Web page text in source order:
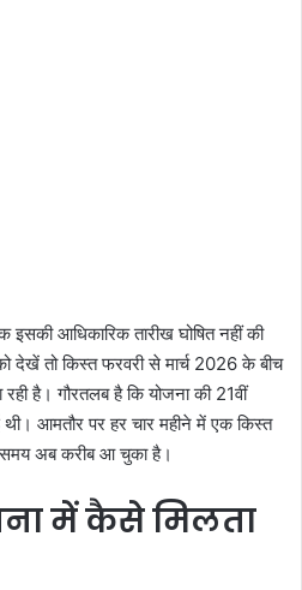
आधिकारिक तारीख घोषित नहीं की
देखें तो किस्त फरवरी से मार्च 2026 के बीच
रही है। गौरतलब है कि योजना की 21वीं
आमतौर पर हर चार महीने में एक किस्त
समय अब करीब आ चुका है।
में कैसे मिलता